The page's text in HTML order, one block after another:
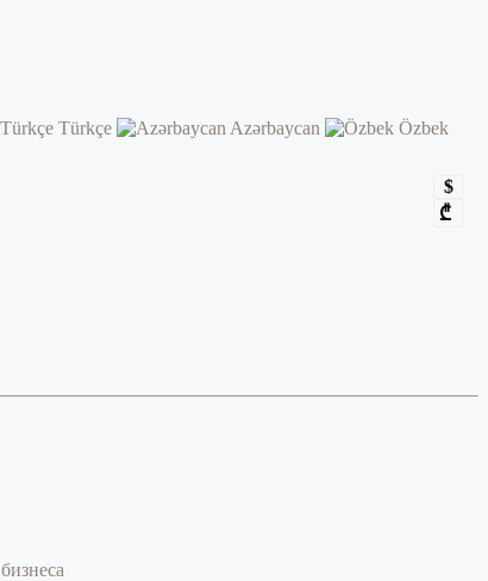
Türkçe Azərbaycan
Özbek
$
₾